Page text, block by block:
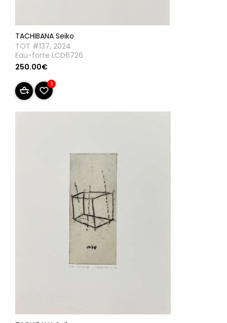
TACHIBANA Seiko
TOT #137, 2024
Eau-forte LCD6726
250.00€
1